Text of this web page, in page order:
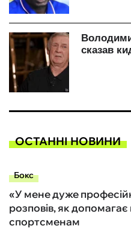
ОСТАННІ НОВИНИ
Бокс
«У мене дуже
розповів, як
спортсменам